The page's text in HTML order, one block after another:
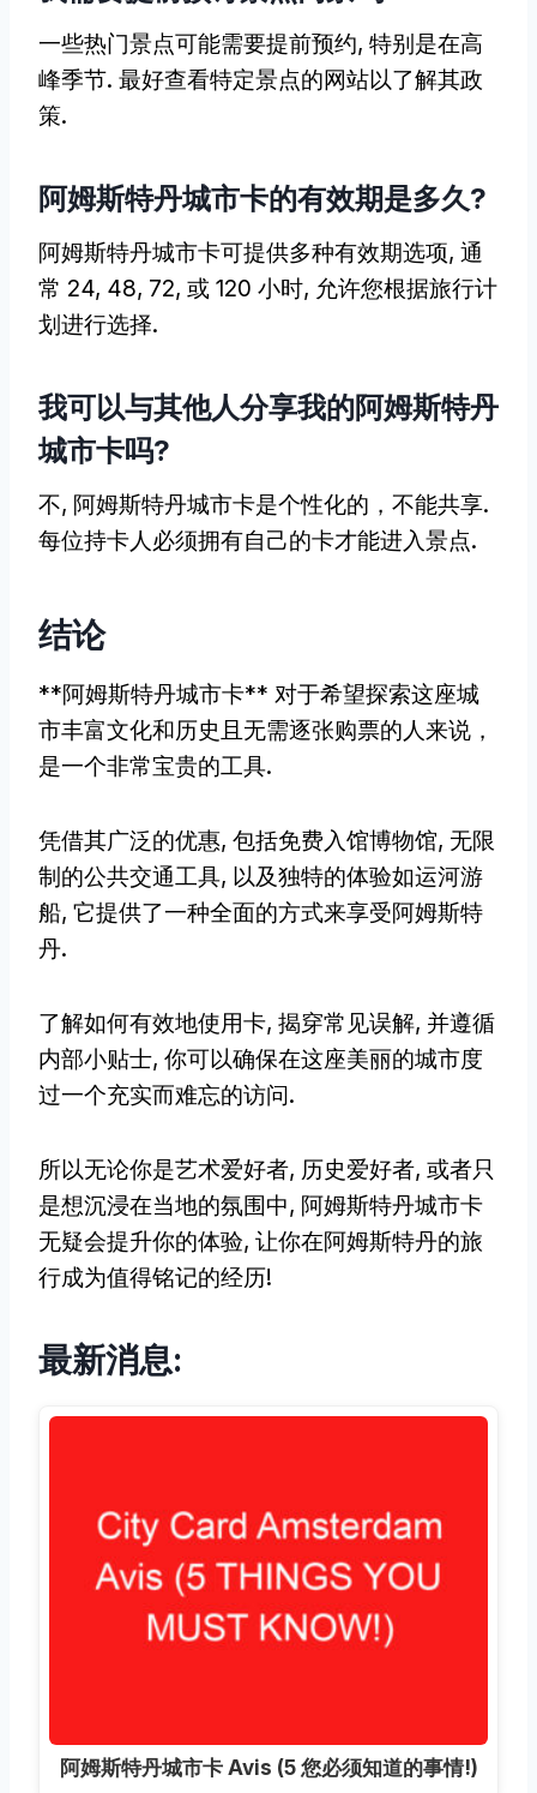
一些热门景点可能需要提前预约, 特别是在高
峰季节. 最好查看特定景点的网站以了解其政
策.
阿姆斯特丹城市卡的有效期是多久?
阿姆斯特丹城市卡可提供多种有效期选项, 通
常 24, 48, 72, 或 120 小时, 允许您根据旅行计
划进行选择.
我可以与其他人分享我的阿姆斯特丹
城市卡吗?
不, 阿姆斯特丹城市卡是个性化的，不能共享.
每位持卡人必须拥有自己的卡才能进入景点.
结论
**阿姆斯特丹城市卡** 对于希望探索这座城
市丰富文化和历史且无需逐张购票的人来说，
是一个非常宝贵的工具.
凭借其广泛的优惠, 包括免费入馆博物馆, 无限
制的公共交通工具, 以及独特的体验如运河游
船, 它提供了一种全面的方式来享受阿姆斯特
丹.
了解如何有效地使用卡, 揭穿常见误解, 并遵循
内部小贴士, 你可以确保在这座美丽的城市度
过一个充实而难忘的访问.
所以无论你是艺术爱好者, 历史爱好者, 或者只
是想沉浸在当地的氛围中, 阿姆斯特丹城市卡
无疑会提升你的体验, 让你在阿姆斯特丹的旅
行成为值得铭记的经历!
最新消息:
阿姆斯特丹城市卡 Avis (5 您必须知道的事情!)